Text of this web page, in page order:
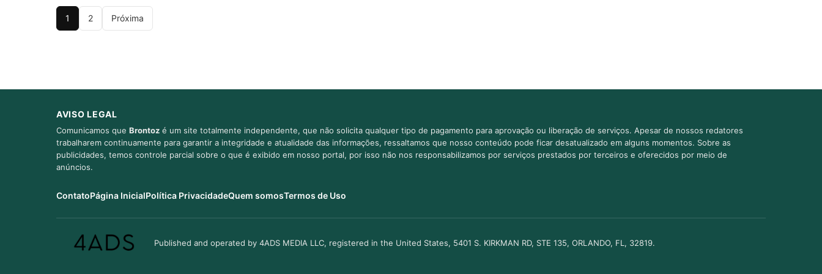
1 2 Próxima
AVISO LEGAL
Comunicamos que Brontoz é um site totalmente independente, que não solicita qualquer tipo de pagamento para aprovação ou liberação de serviços. Apesar de nossos redatores
trabalharem continuamente para garantir a integridade e atualidade das informações, ressaltamos que nosso conteúdo pode ficar desatualizado em alguns momentos. Sobre as
publicidades, temos controle parcial sobre o que é exibido em nosso portal, por isso não nos responsabilizamos por serviços prestados por terceiros e oferecidos por meio de
anúncios.
ContatoPágina InicialPolítica PrivacidadeQuem somosTermos de Uso
Published and operated by 4ADS MEDIA LLC, registered in the United States, 5401 S. KIRKMAN RD, STE 135, ORLANDO, FL, 32819.